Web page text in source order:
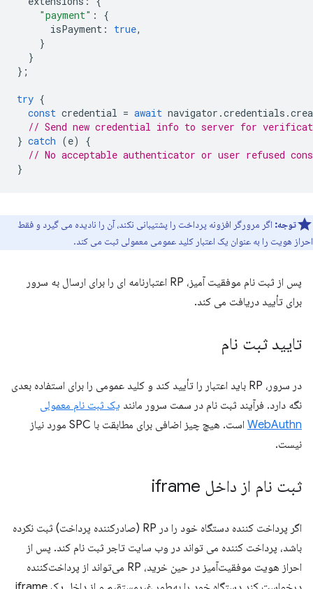
"payment" :
{
isPayment : true,
}
}
};
try {
const credential = await navigator .credentials .
// Send new credential info to server for
} catch (e)
{
// No acceptable authenticator or user refused
}
توجه: اگر مرورگر افزونه پرداخت را پشتیبانی نکند، آن را نادیده می گیرد و فقط
احراز هویت را به عنوان یک اعتبار کلید عمومی معمولی ثبت می کند.
پس از ثبت نام موفقیت آمیز، RP اعتبارنامه ای را برای ارسال به سرور
برای تأیید دریافت می کند.
تایید ثبت نام
در سرور، RP باید اعتبار را تأیید کند و کلید عمومی را برای استفاده بعدی
نگه دارد. فرآیند ثبت نام در سمت سرور مانند یک ثبت نام معمولی
WebAuthn
است. هیچ چیز اضافی برای مطابقت با SPC مورد نیاز
نیست.
ثبت نام از داخل iframe
اگر پرداخت کننده دستگاه خود را در RP (صادرکننده پرداخت) ثبت نکرده
باشد، پرداخت کننده می تواند در وب سایت تاجر ثبت نام کند. پس از
احراز هویت موفقیت‌آمیز در حین خرید، RP می‌تواند از پرداخت‌کننده